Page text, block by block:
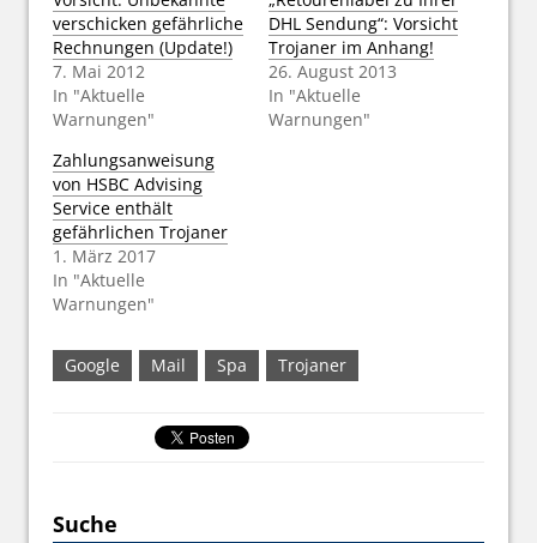
verschicken gefährliche
Rechnungen (Update!)
7. Mai 2012
In "Aktuelle
Warnungen"
DHL Sendung“: Vorsicht
Trojaner im Anhang!
26. August 2013
In "Aktuelle
Warnungen"
Zahlungsanweisung
von HSBC Advising
Service enthält
gefährlichen Trojaner
1. März 2017
In "Aktuelle
Warnungen"
Google Mail Spa Trojaner
Suche